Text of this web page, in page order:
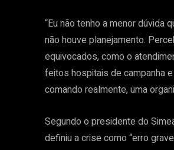
“Eu não tenho a menor
não houve planejamento.
equivocados, como o
feitos hospitais de campanha
comando realmente, uma
Segundo o presidente do
definiu a crise como “erro